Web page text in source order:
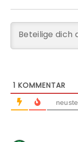
1 KOMMENTAR
neuste